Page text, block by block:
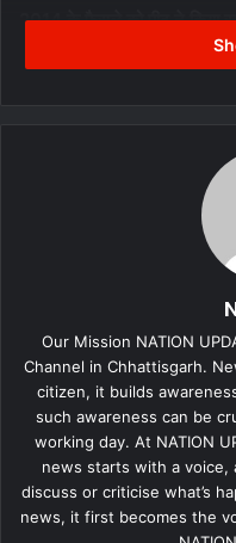
2014 के फैसले को पीठ ने किया
पात्र कर्मचारी जो अंतिम तारीख
अतिरिक्त मौका दिया जाना
न्यायालयों द्वारा पारित फैसलों में
की योजना में इस शर्त को अमान्य
अधिक के वेतन पर 1.16 प्रतिशत का
ताकि अधिकारी कोष एकत्र कर
केरल, राजस्थान और दिल्ली के
जिसमें 2014 की योजना को रद्द
क्या खासियत है पुराने पेंशन योजना
Our Mission NATION
Channel in Chhattisgarh.
citizen, it builds
such awareness can be
working day. At NATION
news starts with a
discuss or criticise what’s
news, it first becomes the